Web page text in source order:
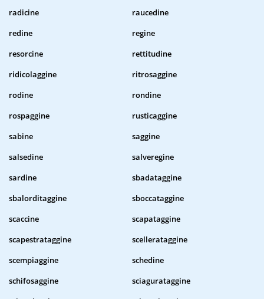
radicine
raucedine
redine
regine
resorcine
rettitudine
ridicolaggine
ritrosaggine
rodine
rondine
rospaggine
rusticaggine
sabine
saggine
salsedine
salveregine
sardine
sbadataggine
sbalorditaggine
sboccataggine
scaccine
scapataggine
scapestrataggine
scellerataggine
scempiaggine
schedine
schifosaggine
sciagurataggine